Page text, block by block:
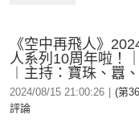
《空中再飛人》
人系列10周年啦！
︱主持：寶珠、囂
2024/08/15 21:00:26 (第
評論